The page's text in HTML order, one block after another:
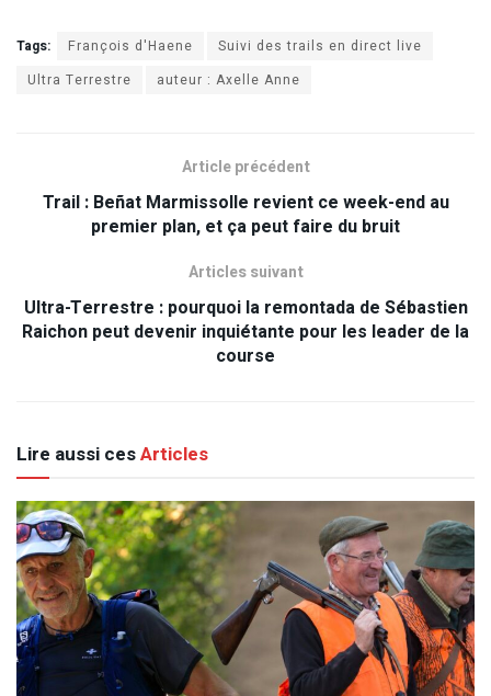
Tags: François d'Haene
Suivi des trails en direct live
Ultra Terrestre
auteur : Axelle Anne
Article précédent
Trail : Beñat Marmissolle revient ce week-end au
premier plan, et ça peut faire du bruit
Articles suivant
Ultra-Terrestre : pourquoi la remontada de Sébastien
Raichon peut devenir inquiétante pour les leader de la
course
Lire aussi cesArticles